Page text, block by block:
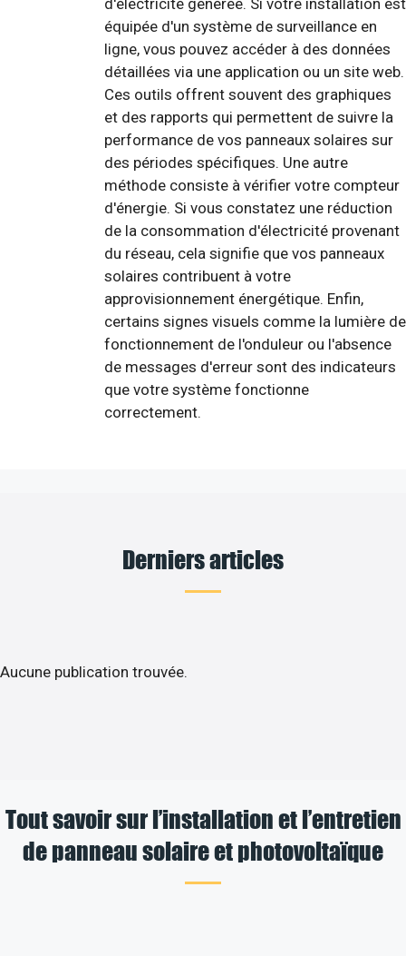
équipée d'un système de surveillance en
ligne, vous pouvez accéder à des données
détaillées via une application ou un site web.
Ces outils offrent souvent des graphiques
et des rapports qui permettent de suivre la
performance de vos panneaux solaires sur
des périodes spécifiques. Une autre
méthode consiste à vérifier votre compteur
d'énergie. Si vous constatez une réduction
de la consommation d'électricité provenant
du réseau, cela signifie que vos panneaux
solaires contribuent à votre
approvisionnement énergétique. Enfin,
certains signes visuels comme la lumière de
fonctionnement de l'onduleur ou l'absence
de messages d'erreur sont des indicateurs
que votre système fonctionne
correctement.
Derniers articles
Aucune publication trouvée.
Tout savoir sur l’installation et l’entretien
de panneau solaire et photovoltaïque